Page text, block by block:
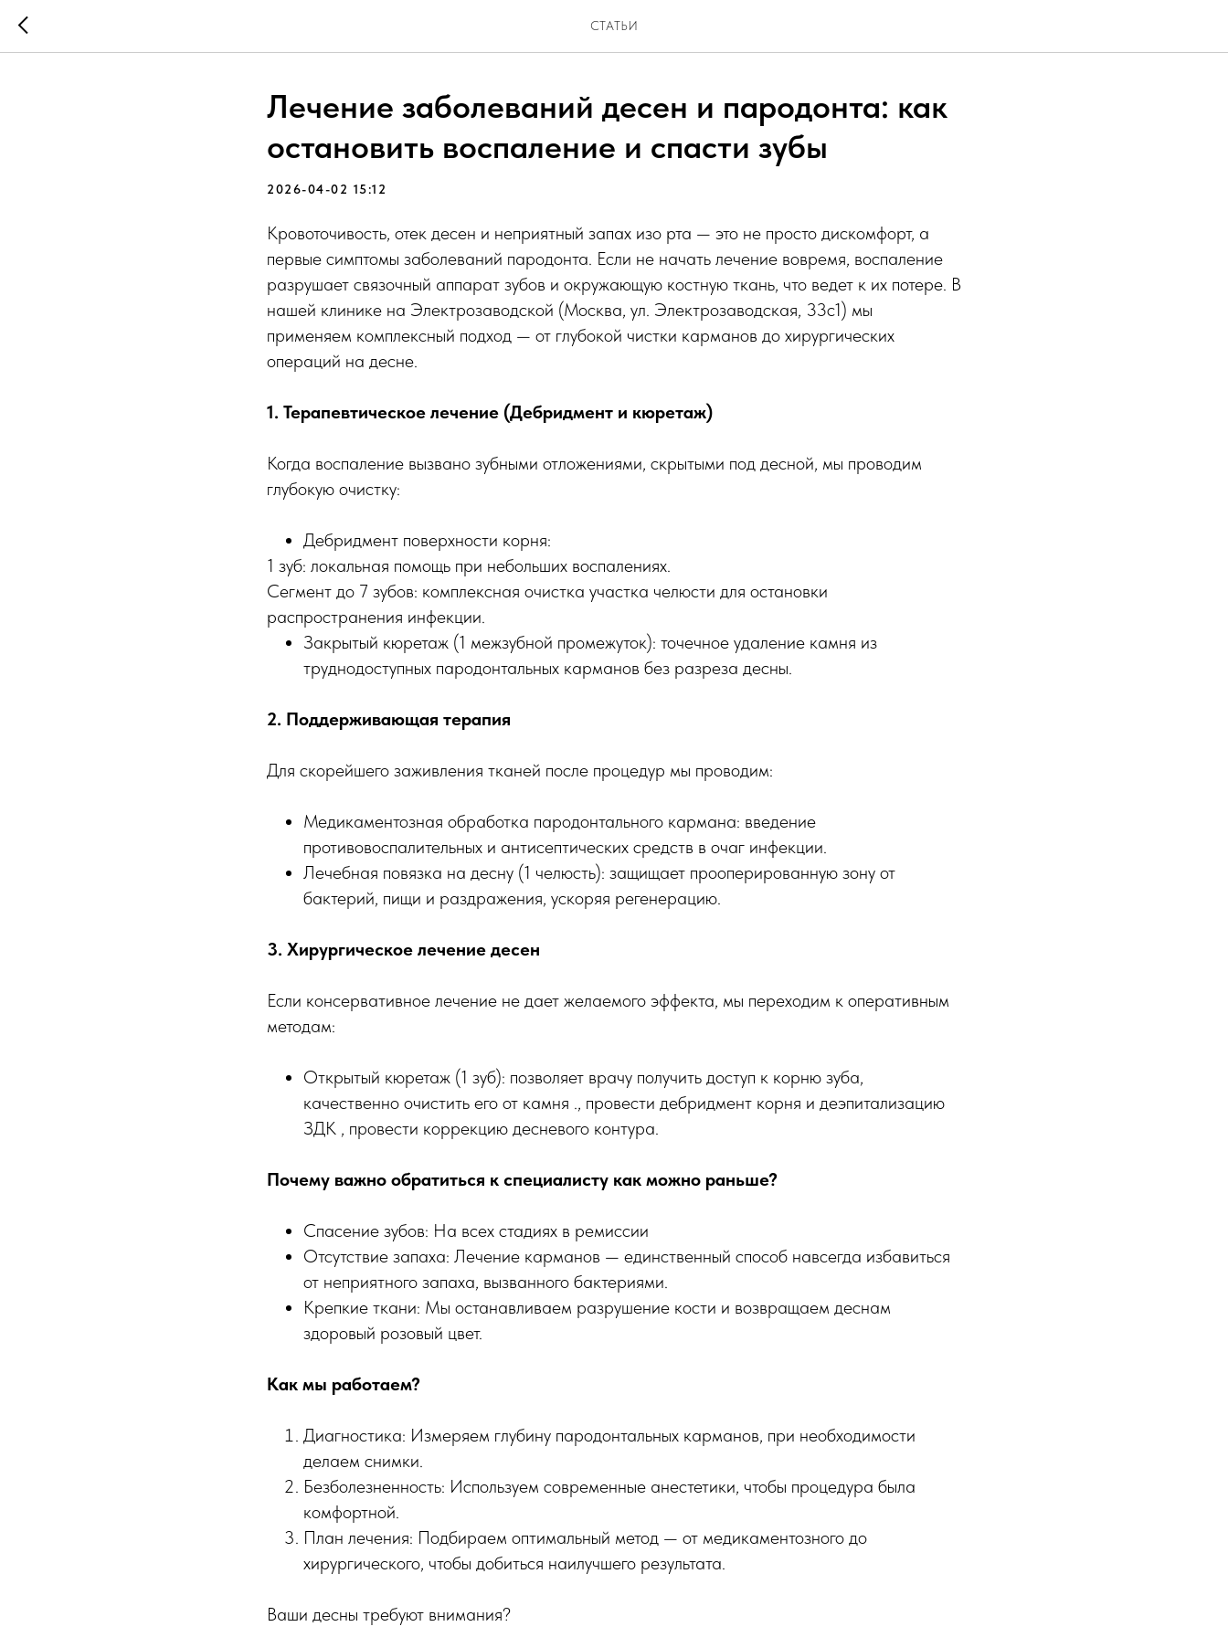
СТАТЬИ
Лечение заболеваний десен и пародонта: как
остановить воспаление и спасти зубы
2026-04-02 15:12
Кровоточивость, отек десен и неприятный запах изо рта — это не просто дискомфорт, а
первые симптомы заболеваний пародонта. Если не начать лечение вовремя, воспаление
разрушает связочный аппарат зубов и окружающую костную ткань, что ведет к их потере. В
нашей клинике на Электрозаводской (Москва, ул. Электрозаводская, 33с1) мы
применяем комплексный подход — от глубокой чистки карманов до хирургических
операций на десне.
1. Терапевтическое лечение (Дебридмент и кюретаж)
Когда воспаление вызвано зубными отложениями, скрытыми под десной, мы проводим
глубокую очистку:
Дебридмент поверхности корня:
1 зуб: локальная помощь при небольших воспалениях.
Сегмент до 7 зубов: комплексная очистка участка челюсти для остановки
распространения инфекции.
Закрытый кюретаж (1 межзубной промежуток): точечное удаление камня из
труднодоступных пародонтальных карманов без разреза десны.
2. Поддерживающая терапия
Для скорейшего заживления тканей после процедур мы проводим:
Медикаментозная обработка пародонтального кармана: введение
противовоспалительных и антисептических средств в очаг инфекции.
Лечебная повязка на десну (1 челюсть): защищает прооперированную зону от
бактерий, пищи и раздражения, ускоряя регенерацию.
3. Хирургическое лечение десен
Если консервативное лечение не дает желаемого эффекта, мы переходим к оперативным
методам:
Открытый кюретаж (1 зуб): позволяет врачу получить доступ к корню зуба,
качественно очистить его от камня ., провести дебридмент корня и деэпитализацию
ЗДК , провести коррекцию десневого контура.
Почему важно обратиться к специалисту как можно раньше?
Спасение зубов: На всех стадиях в ремиссии
Отсутствие запаха: Лечение карманов — единственный способ навсегда избавиться
от неприятного запаха, вызванного бактериями.
Крепкие ткани: Мы останавливаем разрушение кости и возвращаем деснам
здоровый розовый цвет.
Как мы работаем?
Диагностика: Измеряем глубину пародонтальных карманов, при необходимости
делаем снимки.
Безболезненность: Используем современные анестетики, чтобы процедура была
комфортной.
План лечения: Подбираем оптимальный метод — от медикаментозного до
хирургического, чтобы добиться наилучшего результата.
Ваши десны требуют внимания?